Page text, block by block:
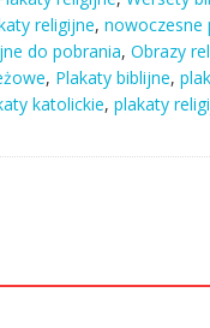
religijne, nowoczesne
do pobrania, Obrazy
, Plakaty biblijne,
katolickie, plakaty